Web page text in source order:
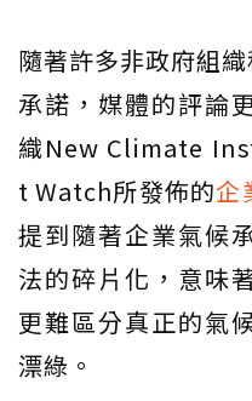
隨著許多非政府組
承諾，媒體的評論
織New Climate
t Watch所發佈的企
提到隨著企業氣候
法的碎片化，意味
更難區分真正的氣
漂綠。